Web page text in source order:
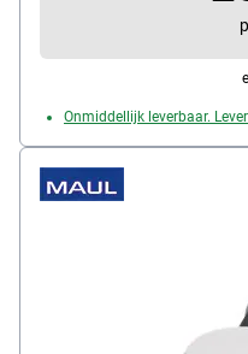
Onmiddellijk leverbaar.